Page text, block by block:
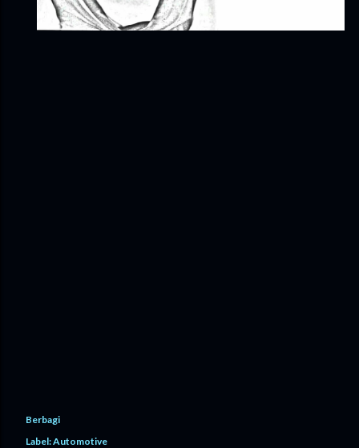
Berbagi
Label:Automotive